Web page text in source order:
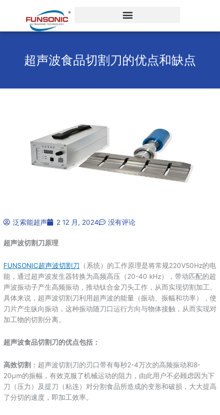
超声波食品切割刀的优点和缺点
泛索能超声 2 12 月, 2024 没有评论
超声波切割刀原理
FUNSONIC‌超声波切割刀 （系统）的工作原理是将常规220V50Hz的电
能，通过超声波发生器转换为高频高压（20-40 kHz），带动匹配的‌超
声波振动子产生高频振动，推动钛合金刀头工作，从而实现切割加工。
具体来说，超声波切割刀利用超声波的能量（振动、振幅和功率），使‌
刀片产生纵向振动，这种振动随刀口运行方向与物体接触，从而实现对
加工物的切割分离。
‌超声波食品切割刀的优点包括‌：
‌高效切割 ‌：超声波切割刀的刃口带有每秒2-4万次的高频振动和8-
20μm的振幅，有效克服了机械运动的阻力，由此用户不必顾虑因为下
刀（压力）及提刀（粘连）对分割食品所造成的变形和破损，大大提高
了分切的速度，即加工效率‌。